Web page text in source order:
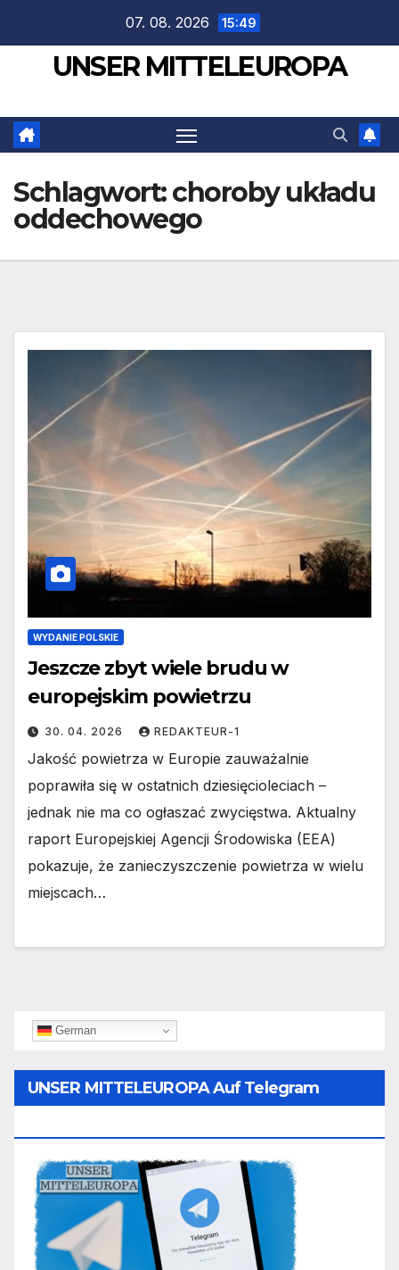
springen
07. 08. 2026 15:49
UNSER MITTELEUROPA
Schlagwort:choroby układu
oddechowego
WYDANIE POLSKIE
Jeszcze zbyt wiele brudu w
europejskim powietrzu
30. 04. 2026 REDAKTEUR-1
Jakość powietrza w Europie zauważalnie
poprawiła się w ostatnich dziesięcioleciach –
jednak nie ma co ogłaszać zwycięstwa. Aktualny
raport Europejskiej Agencji Środowiska (EEA)
pokazuje, że zanieczyszczenie powietrza w wielu
miejscach…
German
UNSER MITTELEUROPA Auf Telegram